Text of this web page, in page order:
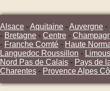
Alsace -Aquitaine -Auvergne -
- Bretagne - Centre -
- Franche Comté - Haute
Languedoc Roussillon -
Nord Pas de Calais - Pays de
Charentes - Provence Alpes